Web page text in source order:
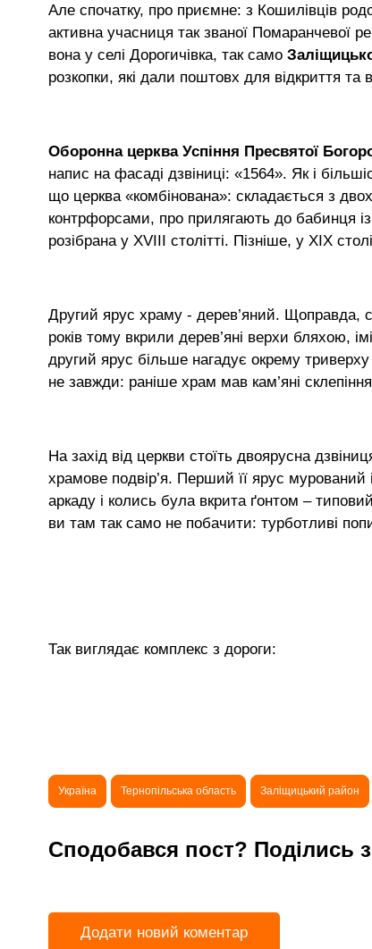
Але спочатку, про приємне: з Кошилівців
активна учасниця так званої Помаранчевої
вона у селі Дорогичівка, так само
розкопки, які дали поштовх для відкриття та
Оборонна церква Успіння Пресвятої
напис на фасаді дзвіниці: «1564». Як і
що церква «комбінована»: складається з
контрфорсами, про прилягають до бабинця
розібрана у XVIII столітті. Пізніше, у ХІХ
Другий ярус храму - дерев’яний. Щоправда,
років тому вкрили дерев’яні верхи бляхою,
другий ярус більше нагадує окрему
не завжди: раніше храм мав кам’яні
На захід від церкви стоїть двоярусна
храмове подвір’я. Перший її ярус
аркаду і колись була вкрита ґонтом –
ви там так само не побачити: турботливі
Так виглядає комплекс з дороги:
Україна Тернопільська область Заліщицький район
Сподобався пост? Поділись
Додати новий коментар